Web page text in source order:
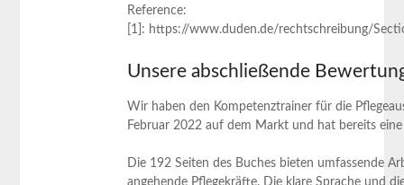
Reference:
[1]: https://www.duden.de/rechtschreibung/
Unsere abschließende
Wir haben den Kompetenztrainer für die
Februar 2022 auf dem Markt und hat bereits⁤
Die 192 Seiten des Buches bieten umfassende
angehende Pflegekräfte. Die klare Sprache ⁢und